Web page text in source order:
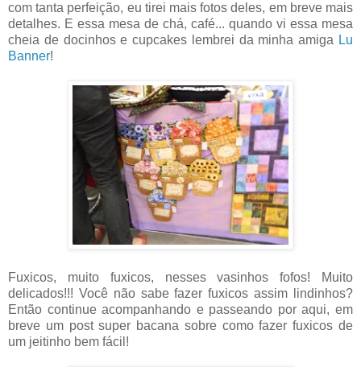
com tanta perfeição, eu tirei mais fotos deles, em breve mais
detalhes. E essa mesa de chá, café... quando vi essa mesa
cheia de docinhos e cupcakes lembrei da minha amiga Lu
Banner!
Fuxicos, muito fuxicos, nesses vasinhos fofos! Muito
delicados!!! Você não sabe fazer fuxicos assim lindinhos?
Então continue acompanhando e passeando por aqui, em
breve um post super bacana sobre como fazer fuxicos de
um jeitinho bem fácil!